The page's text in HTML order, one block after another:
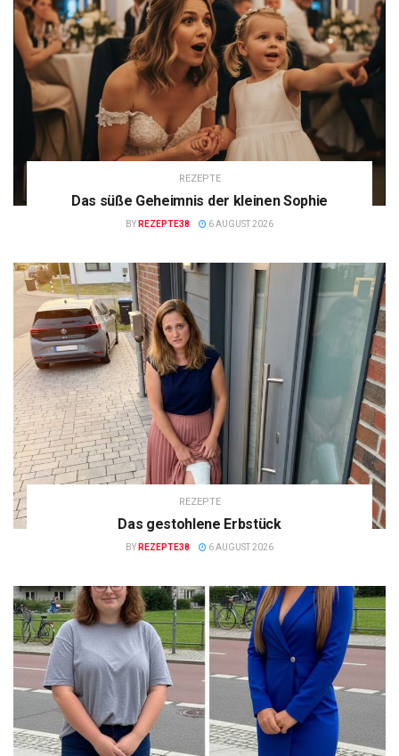
REZEPTE
Das süße Geheimnis der kleinen Sophie
BY REZEPTE38 6 AUGUST 2026
REZEPTE
Das gestohlene Erbstück
BY REZEPTE38 6 AUGUST 2026